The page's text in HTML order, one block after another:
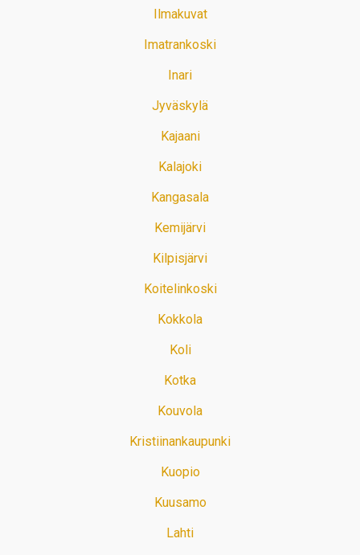
Ilmakuvat
Imatrankoski
Inari
Jyväskylä
Kajaani
Kalajoki
Kangasala
Kemijärvi
Kilpisjärvi
Koitelinkoski
Kokkola
Koli
Kotka
Kouvola
Kristiinankaupunki
Kuopio
Kuusamo
Lahti